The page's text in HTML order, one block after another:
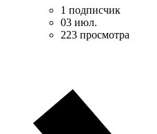
1 подписчик
03 июл.
223 просмотра